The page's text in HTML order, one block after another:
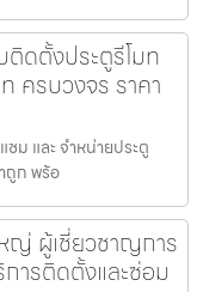
ดตั้งประตูรีโมท
ครบวงจร ราคา
ม และ จำหน่ายประตู
ถูก พร้อ
หญ่ ผู้เชี่ยวชาญการ
ารติดตั้งและซ่อม